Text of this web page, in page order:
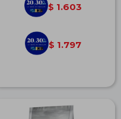
$ 1.603
$ 1.797